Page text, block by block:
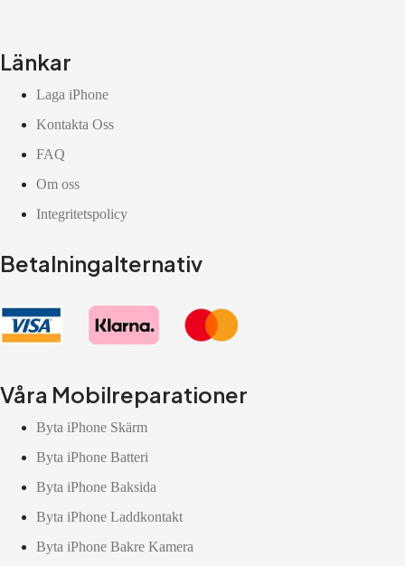
Länkar
Laga iPhone
Kontakta Oss
FAQ
Om oss
Integritetspolicy
Betalningalternativ
Våra Mobilreparationer
Byta iPhone Skärm
Byta iPhone Batteri
Byta iPhone Baksida
Byta iPhone Laddkontakt
Byta iPhone Bakre Kamera